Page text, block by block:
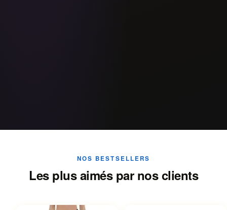
NOS BESTSELLERS
Les plus aimés par nos clients